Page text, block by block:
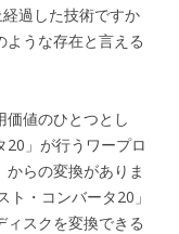
過した技術ですか
ような存在と言える
価値のひとつとし
20」が行うワープロ
らの変換がありま
・コンバータ20」
ィスクを変換できる